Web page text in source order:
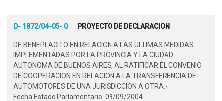
D- 1872/04-05- 0 PROYECTO DE DECLARACION
DE BENEPLACITO EN RELACION A LAS ULTIMAS MEDIDAS
IMPLEMENTADAS POR LA PROVINCIA Y LA CIUDAD
AUTONOMA DE BUENOS AIRES, AL RATIFICAR EL CONVENIO
DE COOPERACION EN RELACION A LA TRANSFERENCIA DE
AUTOMOTORES DE UNA JURISDICCION A OTRA.-.
Fecha Estado Parlamentario: 09/09/2004